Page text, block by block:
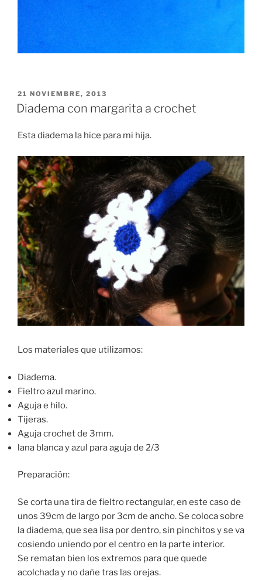
PUBLICADO
EL
21 NOVIEMBRE, 2013
Diadema con margarita a crochet
Esta diadema la hice para mi hija.
Los materiales que utilizamos:
Diadema.
Fieltro azul marino.
Aguja e hilo.
Tijeras.
Aguja crochet de 3mm.
lana blanca y azul para aguja de 2/3
Preparación:
Se corta una tira de fieltro rectangular, en este caso de
unos 39cm de largo por 3cm de ancho. Se coloca sobre
la diadema, que sea lisa por dentro, sin pinchitos y se va
cosiendo uniendo por el centro en la parte interior.
Se rematan bien los extremos para que quede
acolchada y no dañe tras las orejas.